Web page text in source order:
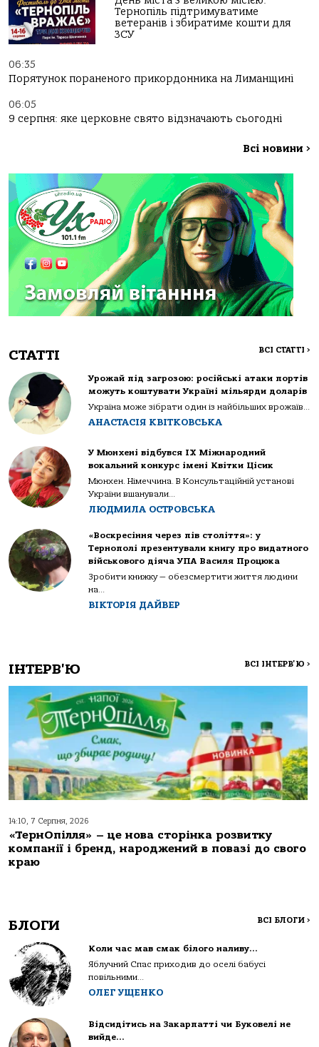
Тернопіль підтримуватиме
ветеранів і збиратиме кошти для
ЗСУ
06:35
Порятунок пораненого прикордонника на Лиманщині
06:05
9 серпня: яке церковне свято відзначають сьогодні
Всі новини >
СТАТТІ ВСІ СТАТТІ >
Урожай під загрозою: російські атаки портів
можуть коштувати Україні мільярди доларів
Україна може зібрати один із найбільших врожаїв...
АНАСТАСІЯ КВІТКОВСЬКА
У Мюнхені відбувся IX Міжнародний
вокальний конкурс імені Квітки Цісик
Мюнхен. Німеччина. В Консультаційній установі
України вшанували...
ЛЮДМИЛА ОСТРОВСЬКА
«Воскресіння через пів століття»: у
Тернополі презентували книгу про видатного
військового діяча УПА Василя Процюка
Зробити книжку — обезсмертити життя людини
на...
ВІКТОРІЯ ДАЙВЕР
ІНТЕРВ'Ю ВСІ ІНТЕРВ'Ю >
14:10, 7 Серпня, 2026
«ТернОпілля» – це нова сторінка розвитку
компанії і бренд, народжений в повазі до свого
краю
БЛОГИ ВСІ БЛОГИ >
Коли час мав смак білого наливу…
Яблучний Спас приходив до оселі бабусі
повільними...
ОЛЕГ УЩЕНКО
Відсидітись на Закарпатті чи Буковелі не
вийде…